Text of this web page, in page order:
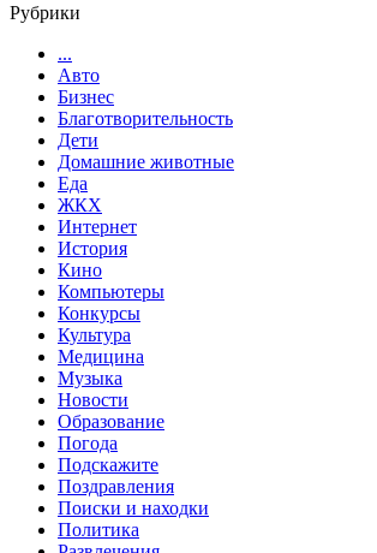
Рубрики
...
Авто
Бизнес
Благотворительность
Дети
Домашние животные
Еда
ЖКХ
Интернет
История
Кино
Компьютеры
Конкурсы
Культура
Медицина
Музыка
Новости
Образование
Погода
Подскажите
Поздравления
Поиски и находки
Политика